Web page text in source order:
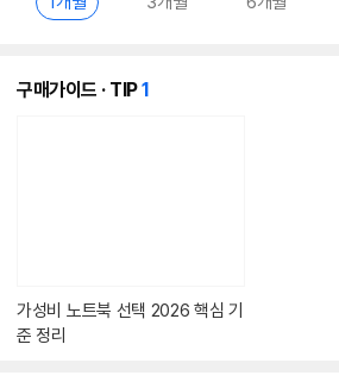
구매가이드 · TIP1개
가성비 노트북 선택 2026 핵심 기
준 정리